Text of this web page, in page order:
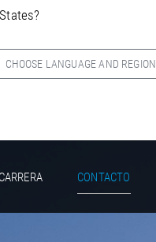
CHOOSE LANGUAGE AND REGION
CARRERA CONTACTO